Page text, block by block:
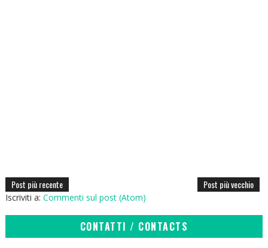
Post più recente Post più vecchio
Iscriviti a: Commenti sul post (Atom)
CONTATTI / CONTACTS